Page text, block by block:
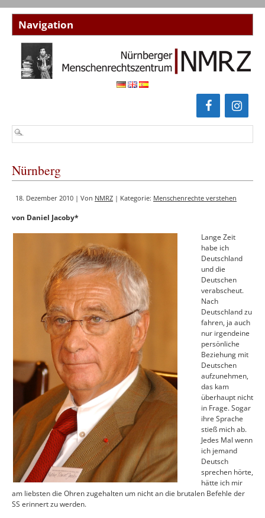
Nürnberg
18. Dezember 2010 | Von NMRZ | Kategorie: Menschenrechte verstehen
von Daniel Jacoby*
Lange Zeit
habe ich
Deutschland
und die
Deutschen
verabscheut.
Nach
Deutschland zu
fahren, ja auch
nur irgendeine
persönliche
Beziehung mit
Deutschen
aufzunehmen,
das kam
überhaupt nicht
in Frage. Sogar
ihre Sprache
stieß mich ab.
Jedes Mal wenn
ich jemand
Deutsch
sprechen hörte,
hätte ich mir
am liebsten die Ohren zugehalten um nicht an die brutalen Befehle der
SS erinnert zu werden.